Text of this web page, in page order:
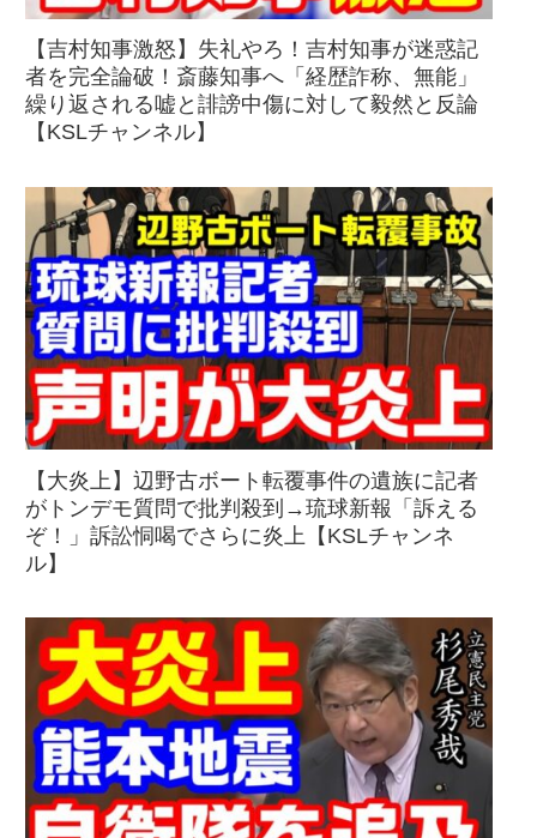
【吉村知事激怒】失礼やろ！吉村知事が迷惑記
者を完全論破！斎藤知事へ「経歴詐称、無能」
繰り返される嘘と誹謗中傷に対して毅然と反論
【KSLチャンネル】
【大炎上】辺野古ボート転覆事件の遺族に記者
がトンデモ質問で批判殺到→琉球新報「訴える
ぞ！」訴訟恫喝でさらに炎上【KSLチャンネ
ル】